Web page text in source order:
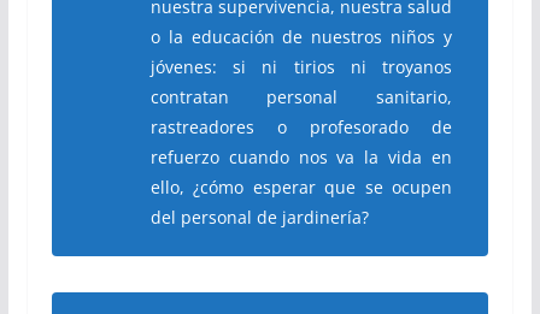
nuestra supervivencia, nuestra salud
o la educación de nuestros niños y
jóvenes: si ni tirios ni troyanos
contratan personal sanitario,
rastreadores o profesorado de
refuerzo cuando nos va la vida en
ello, ¿cómo esperar que se ocupen
del personal de jardinería?